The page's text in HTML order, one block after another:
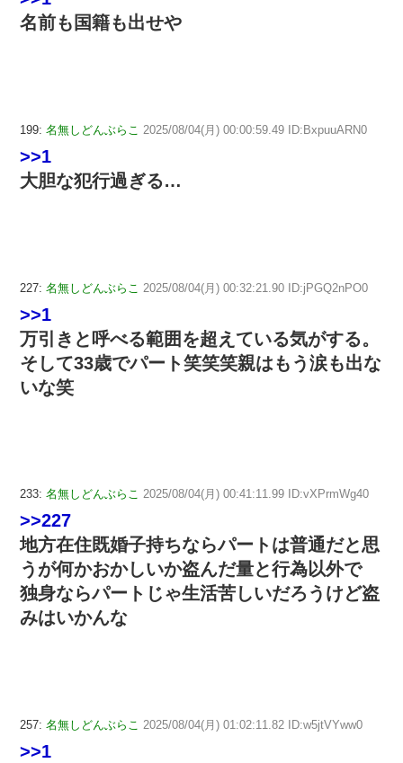
名前も国籍も出せや
199: 名無しどんぶらこ 2025/08/04(月) 00:00:59.49 ID:BxpuuARN0
>>1
大胆な犯行過ぎる…
227: 名無しどんぶらこ 2025/08/04(月) 00:32:21.90 ID:jPGQ2nPO0
>>1
万引きと呼べる範囲を超えている気がする。
そして33歳でパート笑笑笑親はもう涙も出な
いな笑
233: 名無しどんぶらこ 2025/08/04(月) 00:41:11.99 ID:vXPrmWg40
>>227
地方在住既婚子持ちならパートは普通だと思
うが何かおかしいか盗んだ量と行為以外で
独身ならパートじゃ生活苦しいだろうけど盗
みはいかんな
257: 名無しどんぶらこ 2025/08/04(月) 01:02:11.82 ID:w5jtVYww0
>>1